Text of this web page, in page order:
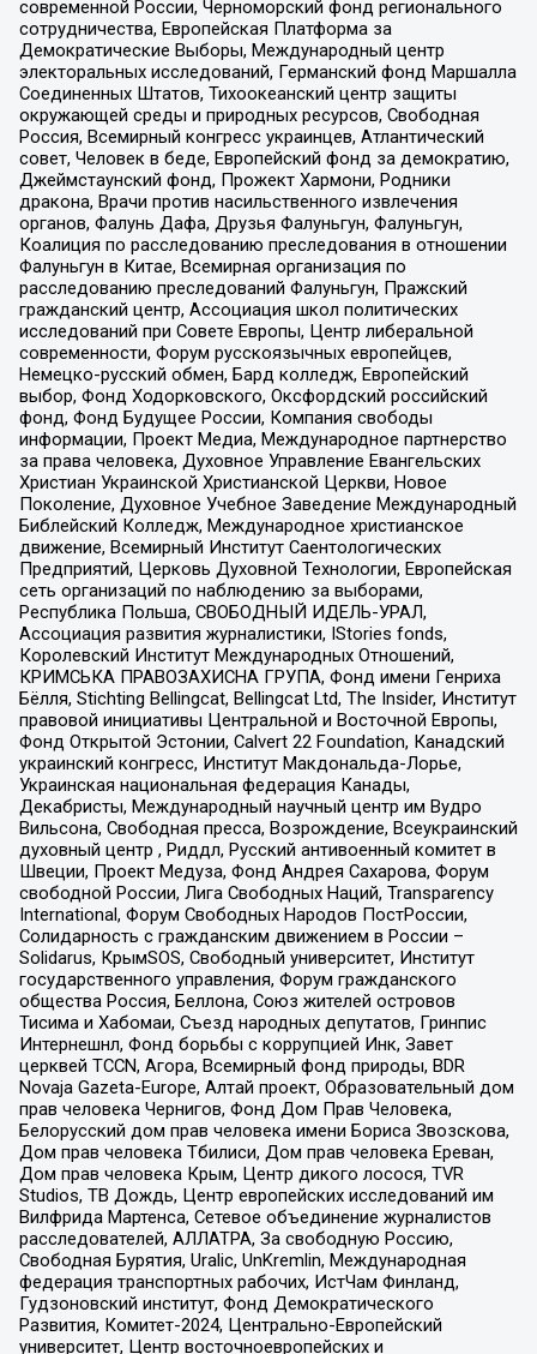
современной России, Черноморский фонд регионального
сотрудничества, Европейская Платформа за
Демократические Выборы, Международный центр
электоральных исследований, Германский фонд Маршалла
Соединенных Штатов, Тихоокеанский центр защиты
окружающей среды и природных ресурсов, Свободная
Россия, Всемирный конгресс украинцев, Атлантический
совет, Человек в беде, Европейский фонд за демократию,
Джеймстаунский фонд, Прожект Хармони, Родники
дракона, Врачи против насильственного извлечения
органов, Фалунь Дафа, Друзья Фалуньгун, Фалуньгун,
Коалиция по расследованию преследования в отношении
Фалуньгун в Китае, Всемирная организация по
расследованию преследований Фалуньгун, Пражский
гражданский центр, Ассоциация школ политических
исследований при Совете Европы, Центр либеральной
современности, Форум русскоязычных европейцев,
Немецко-русский обмен, Бард колледж, Европейский
выбор, Фонд Ходорковского, Оксфордский российский
фонд, Фонд Будущее России, Компания свободы
информации, Проект Медиа, Международное партнерство
за права человека, Духовное Управление Евангельских
Христиан Украинской Христианской Церкви, Новое
Поколение, Духовное Учебное Заведение Международный
Библейский Колледж, Международное христианское
движение, Всемирный Институт Саентологических
Предприятий, Церковь Духовной Технологии, Европейская
сеть организаций по наблюдению за выборами,
Республика Польша, СВОБОДНЫЙ ИДЕЛЬ-УРАЛ,
Ассоциация развития журналистики, IStories fonds,
Королевский Институт Международных Отношений,
КРИМСЬКА ПРАВОЗАХИСНА ГРУПА, Фонд имени Генриха
Бёлля, Stichting Bellingcat, Bellingcat Ltd, The Insider, Институт
правовой инициативы Центральной и Восточной Европы,
Фонд Открытой Эстонии, Calvert 22 Foundation, Канадский
украинский конгресс, Институт Макдональда-Лорье,
Украинская национальная федерация Канады,
Декабристы, Международный научный центр им Вудро
Вильсона, Свободная пресса, Возрождение, Всеукраинский
духовный центр , Риддл, Русский антивоенный комитет в
Швеции, Проект Медуза, Фонд Андрея Сахарова, Форум
свободной России, Лига Свободных Наций, Transparеncy
International, Форум Свободных Народов ПостРоссии,
Солидарность с гражданским движением в России –
Solidarus, КрымSOS, Свободный университет, Институт
государственного управления, Форум гражданского
общества Россия, Беллона, Союз жителей островов
Тисима и Хабомаи, Съезд народных депутатов, Гринпис
Интернешнл, Фонд борьбы с коррупцией Инк, Завет
церквей TCCN, Агора, Всемирный фонд природы, BDR
Novaja Gazeta-Europe, Алтай проект, Образовательный дом
прав человека Чернигов, Фонд Дом Прав Человека,
Белорусский дом прав человека имени Бориса Звозскова,
Дом прав человека Тбилиси, Дом прав человека Ереван,
Дом прав человека Крым, Центр дикого лосося, TVR
Studios, ТВ Дождь, Центр европейских исследований им
Вилфрида Мартенса, Сетевое объединение журналистов
расследователей, АЛЛАТРА, За свободную Россию,
Свободная Бурятия, Uralic, UnKremlin, Международная
федерация транспортных рабочих, ИстЧам Финланд,
Гудзоновский институт, Фонд Демократического
Развития, Комитет-2024, Центрально-Европейский
университет, Центр восточноевропейских и